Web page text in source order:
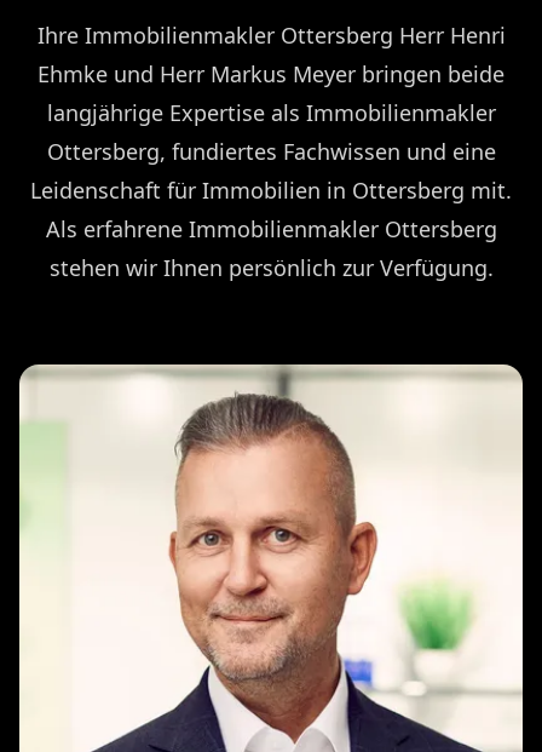
Ihre Immobilienmakler Ottersberg Herr Henri
Ehmke und Herr Markus Meyer bringen beide
langjährige Expertise als Immobilienmakler
Ottersberg, fundiertes Fachwissen und eine
Leidenschaft für Immobilien in Ottersberg mit.
Als erfahrene Immobilienmakler Ottersberg
stehen wir Ihnen persönlich zur Verfügung.